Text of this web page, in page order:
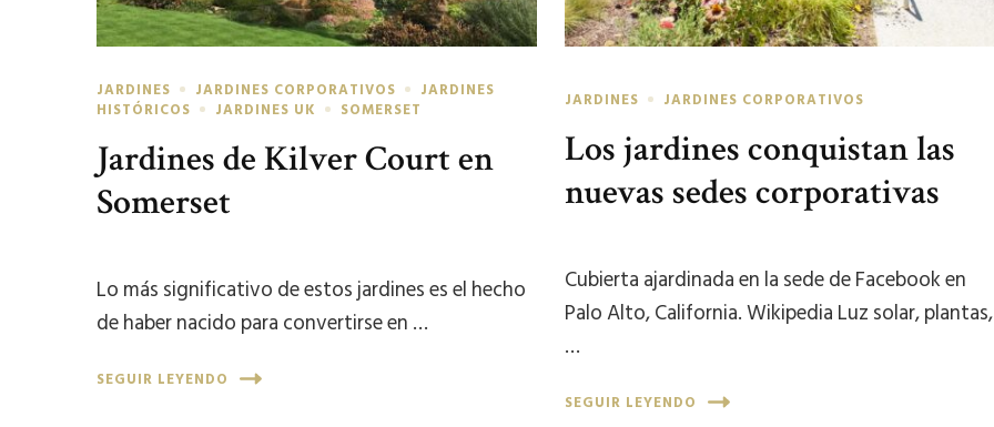
JARDINES JARDINES CORPORATIVOS
JARDINES
HISTÓRICOS
JARDINES UK SOMERSET
Jardines de Kilver Court en
Somerset
Lo más significativo de estos jardines es el hecho
de haber nacido para convertirse en …
SEGUIR LEYENDO
JARDINES JARDINES CORPORATIVOS
Los jardines conquistan las
nuevas sedes corporativas
Cubierta ajardinada en la sede de Facebook en
Palo Alto, California. Wikipedia Luz solar, plantas,
…
SEGUIR LEYENDO